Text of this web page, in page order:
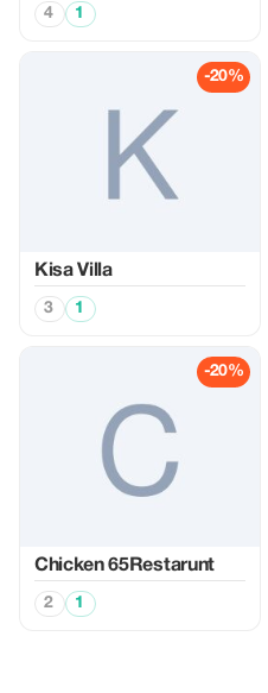
4 1
-20%
Kisa Villa
3 1
-20%
Chicken 65Restarunt
2 1